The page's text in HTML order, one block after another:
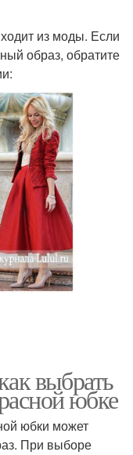
из моды. Если
образ, обратите
выбрать
юбке
юбки может
При выборе